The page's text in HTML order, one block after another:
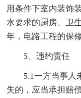
用条件下室内装饰
水要求的厨房、卫
年，电路工程的保
5、违约责任
5.1一方当事人未
失的，应当承担赔